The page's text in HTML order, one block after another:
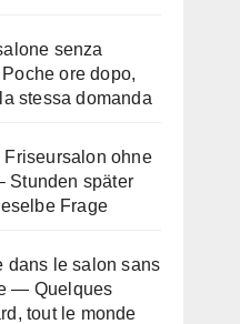
senza
ore dopo,
stessa domanda
Friseursalon ohne
Stunden später
Frage
dans le salon sans
— Quelques
tout le monde